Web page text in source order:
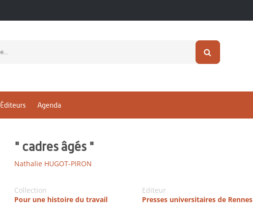
Éditeurs Agenda
" cadres âgés "
Nathalie HUGOT-PIRON
Collection
Pour une histoire du travail
Editeur
Presses universitaires de Rennes